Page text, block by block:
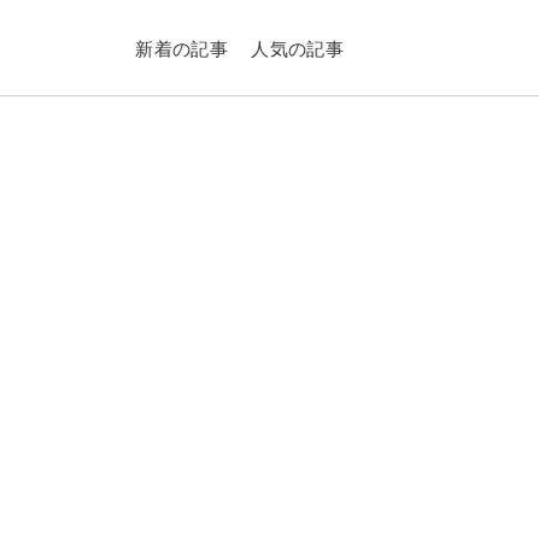
新着の記事 人気の記事